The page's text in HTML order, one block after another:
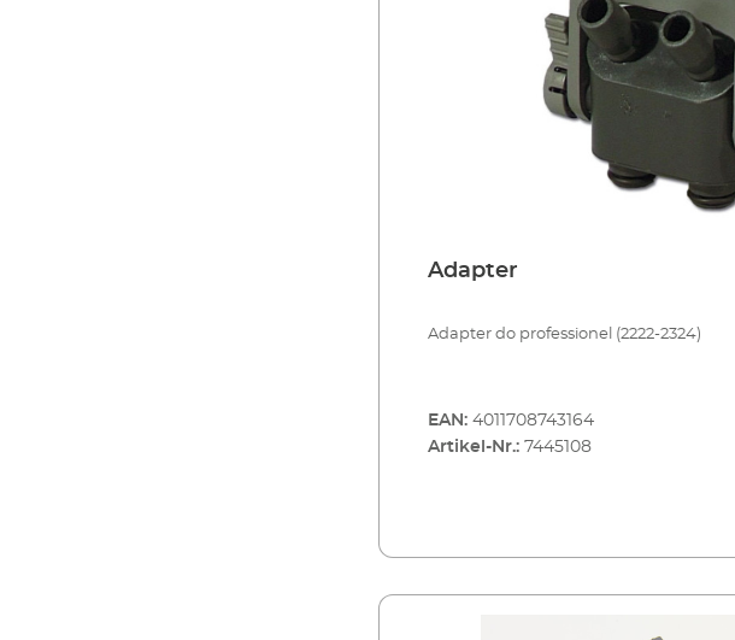
Adapter
Adapter do professionel (2222-2324)
EAN: 4011708743164
Artikel-Nr.: 7445108